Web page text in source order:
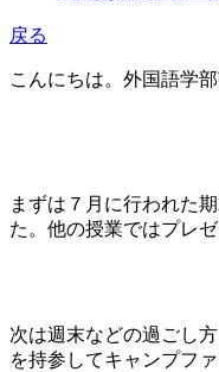
戻る
こんにちは。外国語学
まずは７月に行われた
た。他の授業ではプレ
次は週末などの過ごし
を持参してキャンプフ